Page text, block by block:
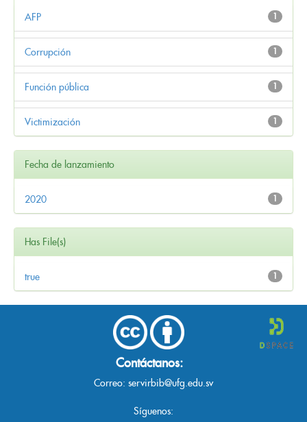
1
AFP
1
Corrupción
1
Función pública
1
Victimización
Fecha de lanzamiento
1
2020
Has File(s)
1
true
Contáctanos:
Correo: servirbib@ufg.edu.sv
Síguenos: